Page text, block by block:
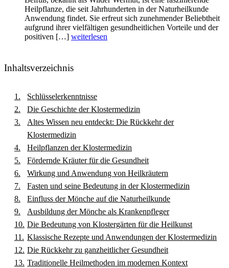
Heilpflanze, die seit Jahrhunderten in der Naturheilkunde
Anwendung findet. Sie erfreut sich zunehmender Beliebtheit
aufgrund ihrer vielfältigen gesundheitlichen Vorteile und der
positiven […] weiterlesen
Inhaltsverzeichnis
Schlüsselerkenntnisse
Die Geschichte der Klostermedizin
Altes Wissen neu entdeckt: Die Rückkehr der
Klostermedizin
Heilpflanzen der Klostermedizin
Fördernde Kräuter für die Gesundheit
Wirkung und Anwendung von Heilkräutern
Fasten und seine Bedeutung in der Klostermedizin
Einfluss der Mönche auf die Naturheilkunde
Ausbildung der Mönche als Krankenpfleger
Die Bedeutung von Klostergärten für die Heilkunst
Klassische Rezepte und Anwendungen der Klostermedizin
Die Rückkehr zu ganzheitlicher Gesundheit
Traditionelle Heilmethoden im modernen Kontext